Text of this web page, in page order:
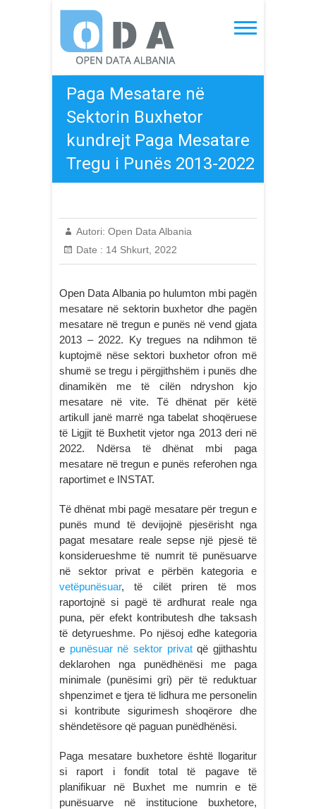
content
Open Data Albania
Paga Mesatare në
Sektorin Buxhetor
kundrejt Paga Mesatare
Tregu i Punës 2013-2022
Autori: Open Data Albania
Date : 14 Shkurt, 2022
Open Data Albania po hulumton mbi pagën
mesatare në sektorin buxhetor dhe pagën
mesatare në tregun e punës në vend gjata
2013 – 2022. Ky tregues na ndihmon të
kuptojmë nëse sektori buxhetor ofron më
shumë se tregu i përgjithshëm i punës dhe
dinamikën me të cilën ndryshon kjo
mesatare në vite. Të dhënat për këtë
artikull janë marrë nga tabelat shoqëruese
të Ligjit të Buxhetit vjetor nga 2013 deri në
2022. Ndërsa të dhënat mbi paga
mesatare në tregun e punës referohen nga
raportimet e INSTAT.
Të dhënat mbi pagë mesatare për tregun e
punës mund të devijojnë pjesërisht nga
pagat mesatare reale sepse një pjesë të
konsiderueshme të numrit të punësuarve
në sektor privat e përbën kategoria e
vetëpunësuar, të cilët priren të mos
raportojnë si pagë të ardhurat reale nga
puna, për efekt kontributesh dhe taksash
të detyrueshme. Po njësoj edhe kategoria
e punësuar në sektor privatqë gjithashtu
deklarohen nga punëdhënësi me paga
minimale (punësimi gri) për të reduktuar
shpenzimet e tjera të lidhura me personelin
si kontribute sigurimesh shoqërore dhe
shëndetësore që paguan punëdhënësi.
Paga mesatare buxhetore është llogaritur
si raport i fondit total të pagave të
planifikuar në Buxhet me numrin e të
punësuarve në institucione buxhetore,